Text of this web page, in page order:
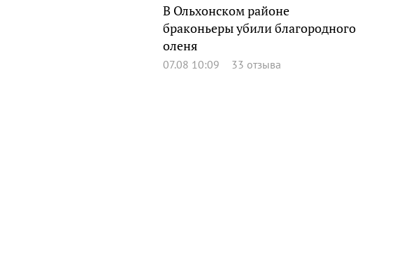
В Ольхонском районе
браконьеры убили благородного
оленя
07.08 10:09 33 отзыва